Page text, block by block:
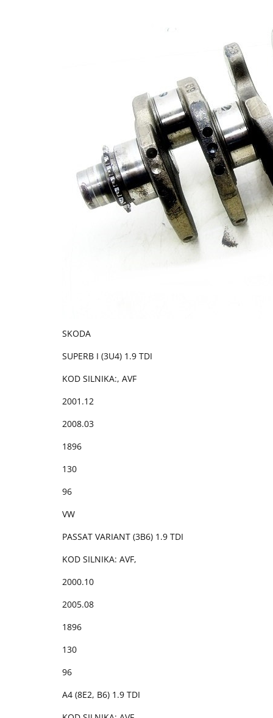
SKODA
SUPERB I (3U4) 1.9 TDI
KOD SILNIKA:, AVF
2001.12
2008.03
1896
130
96
VW
PASSAT VARIANT (3B6) 1.9 TDI
KOD SILNIKA: AVF,
2000.10
2005.08
1896
130
96
A4 (8E2, B6) 1.9 TDI